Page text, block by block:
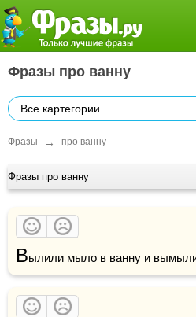
Фразы про ванну
Все картегории
Фразы → про ванну
Фразы про ванну
Вылили мыло в ванну и